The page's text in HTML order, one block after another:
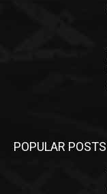
POPULAR POSTS